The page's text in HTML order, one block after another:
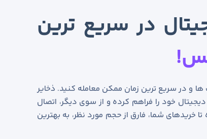
در سریع ترین
ها و در سریع ترین زمان ممکن معامله کنید. ذخایر
خود را فراهم کرده و از سوی دیگر، اتصال
خریدهای شما، فارق از حجم مورد نظر، به بهترین